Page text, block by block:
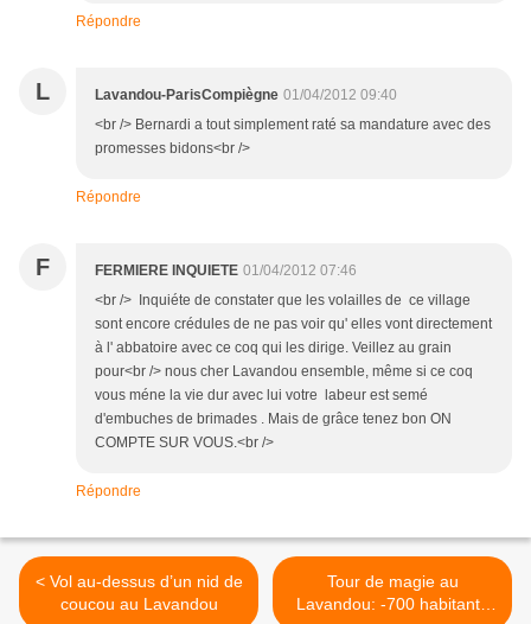
Répondre
L Lavandou-ParisCompiègne 01/04/2012 09:40
<br /> Bernardi a tout simplement raté sa mandature avec des
promesses bidons<br />
Répondre
F FERMIERE INQUIETE 01/04/2012 07:46
<br /> Inquiéte de constater que les volailles de ce village
sont encore crédules de ne pas voir qu' elles vont directement
à l' abbatoire avec ce coq qui les dirige. Veillez au grain
pour<br /> nous cher Lavandou ensemble, même si ce coq
vous méne la vie dur avec lui votre labeur est semé
d'embuches de brimades . Mais de grâce tenez bon ON
COMPTE SUR VOUS.<br />
Répondre
< Vol au-dessus d’un nid de
coucou au Lavandou
Tour de magie au
Lavandou: -700 habitants